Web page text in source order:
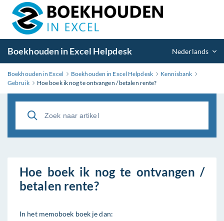
Boekhouden in Excel Helpdesk Nederlands
Boekhouden in Excel Boekhouden in Excel Helpdesk
Kennisbank
Gebruik
Hoe boek ik nog te ontvangen / betalen rente?
Hoe boek ik nog te ontvangen /
betalen rente?
In het memoboek boek je dan: